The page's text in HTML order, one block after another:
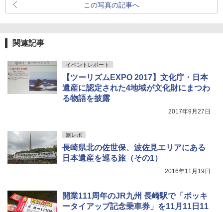
この写真の記事へ
関連記事
イベントレポート
【ツーリズムEXPO 2017】文化庁・日本
遺産に認定された4地域が文化財にまつわ
る物語を披露
2017年9月27日
旅レポ
長崎県北の佐世保、波佐見エリアにある
日本遺産を巡る旅（その1）
2016年11月19日
開業111周年のJR九州 長崎駅で「ポッキ
ータイアップ記念乗車券」を11月11日11